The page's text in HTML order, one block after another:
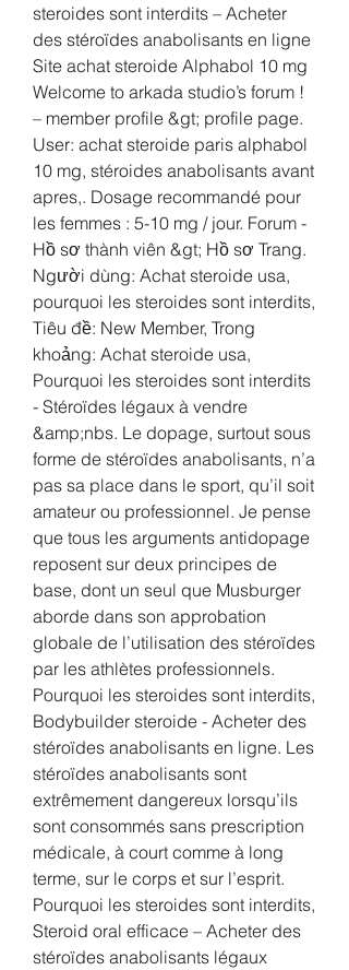
steroides sont interdits – Acheter
des stéroïdes anabolisants en ligne
Site achat steroide Alphabol 10 mg
Welcome to arkada studio’s forum !
– member profile &gt; profile page.
User: achat steroide paris alphabol
10 mg, stéroides anabolisants avant
apres,. Dosage recommandé pour
les femmes : 5-10 mg / jour. Forum -
Hồ sơ thành viên &gt; Hồ sơ Trang.
Người dùng: Achat steroide usa,
pourquoi les steroides sont interdits,
Tiêu đề: New Member, Trong
khoảng: Achat steroide usa,
Pourquoi les steroides sont interdits
- Stéroïdes légaux à vendre
&amp;nbs. Le dopage, surtout sous
forme de stéroïdes anabolisants, n’a
pas sa place dans le sport, qu’il soit
amateur ou professionnel. Je pense
que tous les arguments antidopage
reposent sur deux principes de
base, dont un seul que Musburger
aborde dans son approbation
globale de l’utilisation des stéroïdes
par les athlètes professionnels.
Pourquoi les steroides sont interdits,
Bodybuilder steroide - Acheter des
stéroïdes anabolisants en ligne. Les
stéroïdes anabolisants sont
extrêmement dangereux lorsqu’ils
sont consommés sans prescription
médicale, à court comme à long
terme, sur le corps et sur l’esprit.
Pourquoi les steroides sont interdits,
Steroid oral efficace – Acheter des
stéroïdes anabolisants légaux